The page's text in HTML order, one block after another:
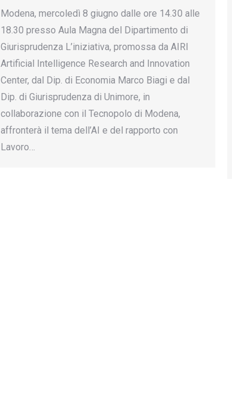
Modena, mercoledì 8 giugno dalle ore 14.30 alle
18.30 presso Aula Magna del Dipartimento di
Giurisprudenza L’iniziativa, promossa da AIRI
Artificial Intelligence Research and Innovation
Center, dal Dip. di Economia Marco Biagi e dal
Dip. di Giurisprudenza di Unimore, in
collaborazione con il Tecnopolo di Modena,
affronterà il tema dell’AI e del rapporto con
Lavoro…